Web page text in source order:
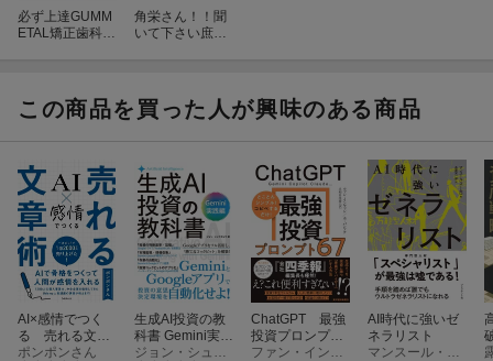
必ず上達GUMM
ETAL矯正歯科治
角栄さん！！聞
いて下さい庶民
この商品を買った人が興味のある商品
AI×感情でつく
る 売れる文章
術
ポンポンさん
生成AI投資の教
科書 Gemini実践
編
ChatGPT 最強
投資プロンプト
67
AI時代に強いゼ
ネラリスト